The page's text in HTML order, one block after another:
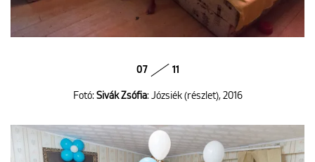
07 11
Fotó: Sivák Zsófia: Józsiék (részlet), 2016